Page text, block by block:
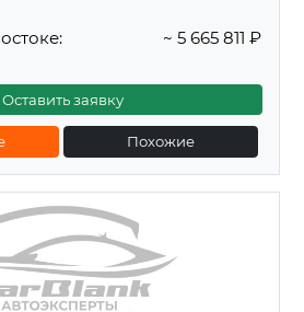
~ 5 665 811 ₽
Оставить заявку
Похожие